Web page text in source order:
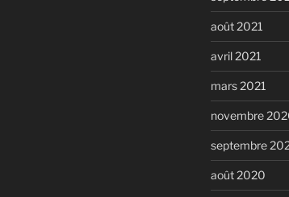
août 2021
avril 2021
mars 2021
novembre
septembre
août 2020